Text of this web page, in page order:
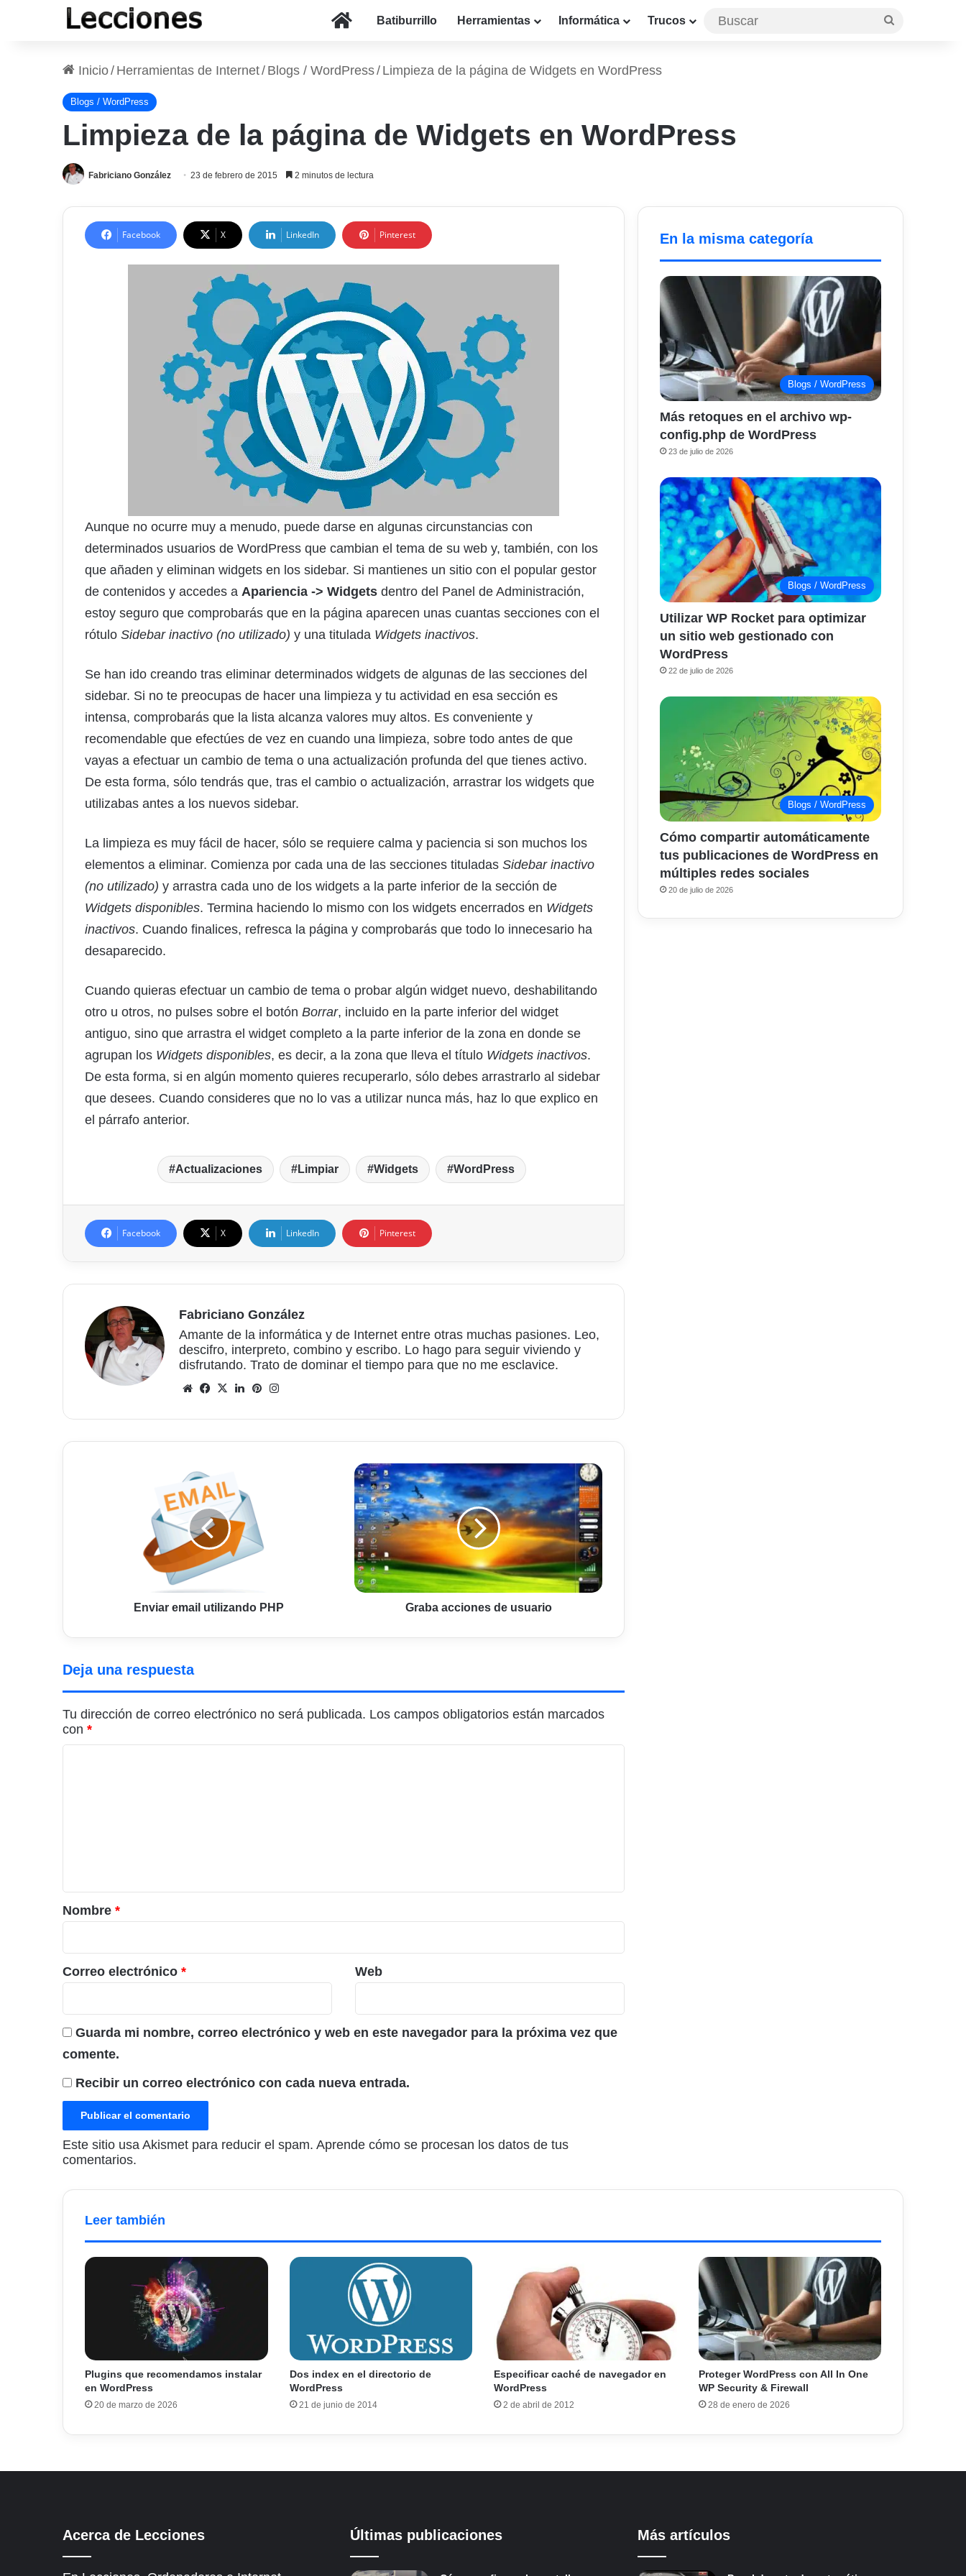
InicioBatiburrillo Herramientas Informática Trucos
Inicio/ Herramientas de Internet/ Blogs / WordPress/ Limpieza de la página de Widgets en WordPress
Blogs / WordPress
Limpieza de la página de Widgets en WordPress
Fabriciano González 23 de febrero de 2015 2 minutos de lectura
Facebook X LinkedIn Pinterest
Aunque no ocurre muy a menudo, puede darse en algunas circunstancias con
determinados usuarios de WordPress que cambian el tema de su web y, también, con los
que añaden y eliminan widgets en los sidebar. Si mantienes un sitio con el popular gestor
de contenidos y accedes a Apariencia -> Widgets dentro del Panel de Administración,
estoy seguro que comprobarás que en la página aparecen unas cuantas secciones con el
rótulo Sidebar inactivo (no utilizado) y una titulada Widgets inactivos.
Se han ido creando tras eliminar determinados widgets de algunas de las secciones del
sidebar. Si no te preocupas de hacer una limpieza y tu actividad en esa sección es
intensa, comprobarás que la lista alcanza valores muy altos. Es conveniente y
recomendable que efectúes de vez en cuando una limpieza, sobre todo antes de que
vayas a efectuar un cambio de tema o una actualización profunda del que tienes activo.
De esta forma, sólo tendrás que, tras el cambio o actualización, arrastrar los widgets que
utilizabas antes a los nuevos sidebar.
La limpieza es muy fácil de hacer, sólo se requiere calma y paciencia si son muchos los
elementos a eliminar. Comienza por cada una de las secciones tituladas Sidebar inactivo
(no utilizado) y arrastra cada uno de los widgets a la parte inferior de la sección de
Widgets disponibles. Termina haciendo lo mismo con los widgets encerrados en Widgets
inactivos. Cuando finalices, refresca la página y comprobarás que todo lo innecesario ha
desaparecido.
Cuando quieras efectuar un cambio de tema o probar algún widget nuevo, deshabilitando
otro u otros, no pulses sobre el botón Borrar, incluido en la parte inferior del widget
antiguo, sino que arrastra el widget completo a la parte inferior de la zona en donde se
agrupan los Widgets disponibles, es decir, a la zona que lleva el título Widgets inactivos.
De esta forma, si en algún momento quieres recuperarlo, sólo debes arrastrarlo al sidebar
que desees. Cuando consideres que no lo vas a utilizar nunca más, haz lo que explico en
el párrafo anterior.
Actualizaciones Limpiar Widgets WordPress
Facebook X LinkedIn Pinterest
Fabriciano González
Amante de la informática y de Internet entre otras muchas pasiones. Leo,
descifro, interpreto, combino y escribo. Lo hago para seguir viviendo y
disfrutando. Trato de dominar el tiempo para que no me esclavice.
Sitio
Facebook
X LinkedInPinterest
Enviar email utilizando PHP
Graba
acciones
de
usuario
Graba acciones de usuario
Deja una respuesta
Tu dirección de correo electrónico no será publicada. Los campos obligatorios están marcados
con *
r
i
o
*
Nombre *
Correo electrónico * Web
Guarda mi nombre, correo electrónico y web en este navegador para la próxima vez que
comente.
Recibir un correo electrónico con cada nueva entrada.
Este sitio usa Akismet para reducir el spam. Aprende cómo se procesan los datos de tus
comentarios.
En la misma categoría
Blogs / WordPress
Más retoques en el archivo wp-
config.php de WordPress
23 de julio de 2026
Blogs / WordPress
Utilizar WP Rocket para optimizar
un sitio web gestionado con
WordPress
22 de julio de 2026
Blogs / WordPress
Cómo compartir automáticamente
tus publicaciones de WordPress en
múltiples redes sociales
20 de julio de 2026
Leer también
Plugins que recomendamos instalar
en WordPress
20 de marzo de 2026
Dos index en el directorio de
WordPress
21 de junio de 2014
Especificar caché de navegador en
WordPress
2 de abril de 2012
Proteger WordPress con All In One
WP Security & Firewall
28 de enero de 2026
Acerca de Lecciones Últimas publicaciones Más artículos